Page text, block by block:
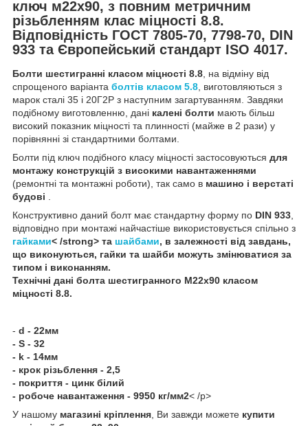
ключ м22х90, з повним метричним
різьбленням клас міцності 8.8.
Відповідність ГОСТ 7805-70, 7798-70, DIN
933 та Європейський стандарт ISO 4017.
Болти шестигранні класом міцності 8.8, на відміну від
спрощеного варіанта болтів класом 5.8, виготовляються з
марок сталі 35 і 20Г2Р з наступним загартуванням. Завдяки
подібному виготовленню, дані калені болти мають більш
високий показник міцності та плинності (майже в 2 рази) у
порівнянні зі стандартними болтами.
Болти під ключ подібного класу міцності застосовуються для
монтажу конструкцій з високими навантаженнями
(ремонтні та монтажні роботи), так само в машино і верстаті
будові .
Конструктивно даний болт має стандартну форму по DIN 933,
відповідно при монтажі найчастіше використовується спільно з
гайками< /strong> та шайбами, в залежності від завдань,
що виконуються, гайки та шайби можуть змінюватися за
типом і виконанням.
Технічні дані болта шестигранного М22х90 класом
міцності 8.8.
- d - 22мм
- S - 32
- k - 14мм
- крок різьблення - 2,5
- покриття - цинк білий
- робоче навантаження - 9950 кг/мм2< /p>
У нашому магазині кріплення, Ви завжди можете купити